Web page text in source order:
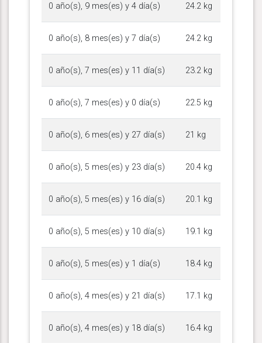
0 año(s), 9 mes(es) y 4 día(s) 24.2 kg
0 año(s), 8 mes(es) y 7 día(s) 24.2 kg
0 año(s), 7 mes(es) y 11 día(s) 23.2 kg
0 año(s), 7 mes(es) y 0 día(s) 22.5 kg
0 año(s), 6 mes(es) y 27 día(s) 21 kg
0 año(s), 5 mes(es) y 23 día(s) 20.4 kg
0 año(s), 5 mes(es) y 16 día(s) 20.1 kg
0 año(s), 5 mes(es) y 10 día(s) 19.1 kg
0 año(s), 5 mes(es) y 1 día(s) 18.4 kg
0 año(s), 4 mes(es) y 21 día(s) 17.1 kg
0 año(s), 4 mes(es) y 18 día(s) 16.4 kg